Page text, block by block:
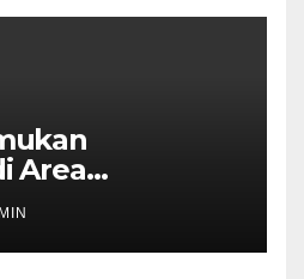
Area
Polisi
Ada Tanda